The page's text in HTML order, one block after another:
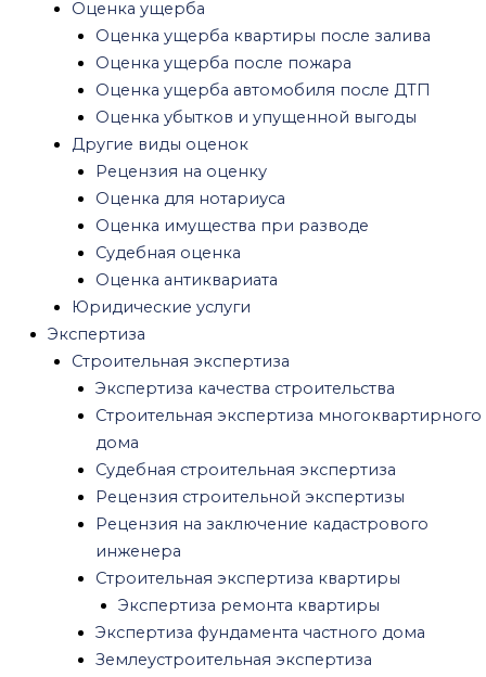
Оценка ущерба
Оценка ущерба квартиры после залива
Оценка ущерба после пожара
Оценка ущерба автомобиля после ДТП
Оценка убытков и упущенной выгоды
Другие виды оценок
Рецензия на оценку
Оценка для нотариуса
Оценка имущества при разводе
Судебная оценка
Оценка антиквариата
Юридические услуги
Экспертиза
Строительная экспертиза
Экспертиза качества строительства
Строительная экспертиза многоквартирного
дома
Судебная строительная экспертиза
Рецензия строительной экспертизы
Рецензия на заключение кадастрового
инженера
Строительная экспертиза квартиры
Экспертиза ремонта квартиры
Экспертиза фундамента частного дома
Землеустроительная экспертиза
инженера
Строительная экспертиза квартиры
Экспертиза ремонта квартиры
Экспертиза фундамента частного дома
Землеустроительная экспертиза
Пожарная экспертиза
Экспертиза квартиры после пожара
Экспертиза пожара автомобиля
Судебная пожарно-техническая экспертиза
Рецензия на пожарную экспертизу
Медицинская экспертиза
Экспертиза качества медицинских услуг
Стоматологическая экспертиза
Психиатрическая экспертиза
Военно-психиатрическая экспертиза
Посмертная психологическая экспертиза
Психиатрическая экспертиза на
дееспособность
Рецензия на психиатрическую экспертизу
Амбулаторная психиатрическая
экспертиза
Психиатрическая экспертиза обвиняемого
Психиатрическая экспертиза потерпевшего
Психиатрическая экспертиза для работы